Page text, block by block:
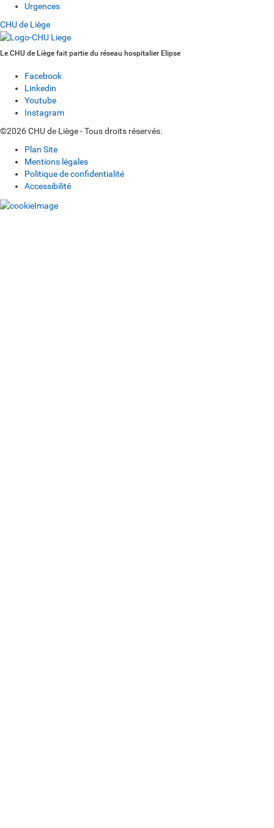
Urgences
CHU de Liège
Le CHU de Liège fait partie du réseau hospitalier Elipse
Facebook
Linkedin
Youtube
Instagram
©2026 CHU de Liège - Tous droits réservés.
Plan Site
Mentions légales
Politique de confidentialité
Accessibilité